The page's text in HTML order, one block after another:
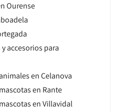
Ourense
accesorios para
en Celanova
en Rante
en Villavidal